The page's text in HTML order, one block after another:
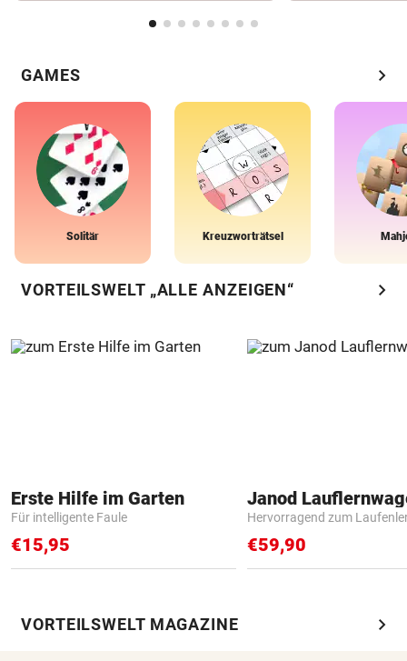
GAMES chevron_right
Solitär Kreuzworträtsel
VORTEILSWELT „ALLE ANZEIGEN“ chevron_right
Erste Hilfe im Garten
Für intelligente Faule
€15,95
Janod
Hervorragend zum
€59,90
VORTEILSWELT MAGAZINE chevron_right